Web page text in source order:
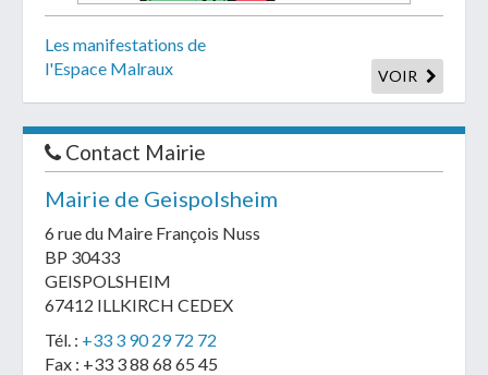
Les manifestations de
l'Espace Malraux
VOIR
Contact Mairie
Mairie de Geispolsheim
6 rue du Maire François Nuss
BP 30433
GEISPOLSHEIM
67412 ILLKIRCH CEDEX
Tél. : +33 3 90 29 72 72
Fax : +33 3 88 68 65 45